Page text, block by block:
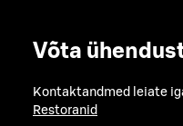
Võta
Kontaktandmed leiate
Restoranid